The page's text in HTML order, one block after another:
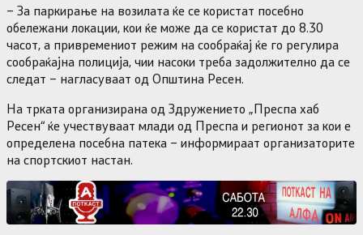
– За паркирање на возилата ќе се користат посебно
обележани локации, кои ќе може да се користат до 8.30
часот, а привремениот режим на сообраќај ќе го регулира
сообраќајна полиција, чии насоки треба задолжително да се
следат – нагласуваат од Општина Ресен.
На трката организирана од Здружението „Преспа хаб
Ресен“ ќе учествуваат млади од Преспа и регионот за кои е
определена посебна патека – информираат организаторите
на спортскиот настан.